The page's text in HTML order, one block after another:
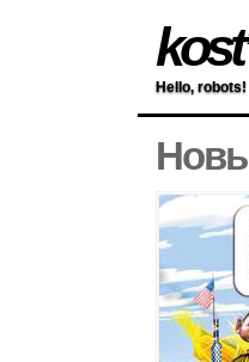
Hello, robots!